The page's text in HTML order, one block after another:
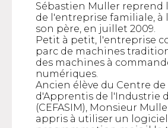
Sébastien Muller reprend
de l'entreprise familiale, à
son père, en juillet 2009.
Petit à petit, l'entreprise
parc de machines
des machines à
numériques.
Ancien élève du Centre
d'Apprentis de l'Industrie
(CEFASIM), Monsieur
appris à utiliser un